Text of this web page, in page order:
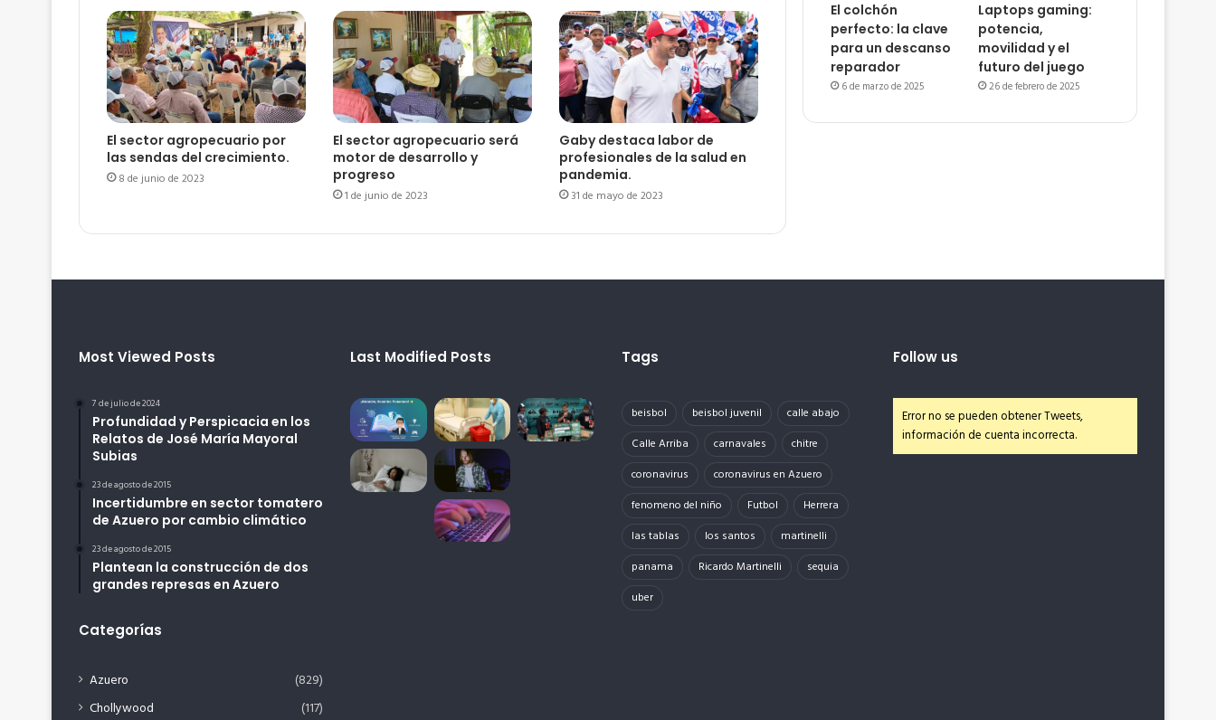
El sector agropecuario por
las sendas del crecimiento.
8 de junio de 2023
El sector agropecuario será
motor de desarrollo y
progreso
1 de junio de 2023
Gaby destaca labor de
profesionales de la salud en
pandemia.
31 de mayo de 2023
El colchón
perfecto: la clave
para un descanso
reparador
6 de marzo de 2025
Laptops gaming:
potencia,
movilidad y el
futuro del juego
26 de febrero de 2025
Most Viewed Posts
7 de julio de 2024
Profundidad y Perspicacia en los
Relatos de José María Mayoral
Subias
23 de agosto de 2015
Incertidumbre en sector tomatero
de Azuero por cambio climático
23 de agosto de 2015
Plantean la construcción de dos
grandes represas en Azuero
Categorías
Azuero
(829)
Chollywood
(117)
Last Modified Posts Tags
beisbol beisbol juvenil
calle abajo
Calle Arriba
carnavales
chitre
coronavirus
coronavirus en Azuero
fenomeno del niño
Futbol
Herrera
las tablas
los santos
martinelli
panama
Ricardo Martinelli
sequia
uber
Follow us
Error no se pueden obtener Tweets,
información de cuenta incorrecta.